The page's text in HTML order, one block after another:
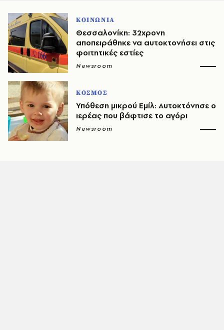
ΚΟΙΝΩΝΙΑ
Θεσσαλονίκη: 32χρονη
αποπειράθηκε να αυτοκτονήσει στις
φοιτητικές εστίες
Newsroom
ΚΟΣΜΟΣ
Υπόθεση μικρού Εμίλ: Αυτοκτόνησε ο
ιερέας που βάφτισε το αγόρι
Newsroom